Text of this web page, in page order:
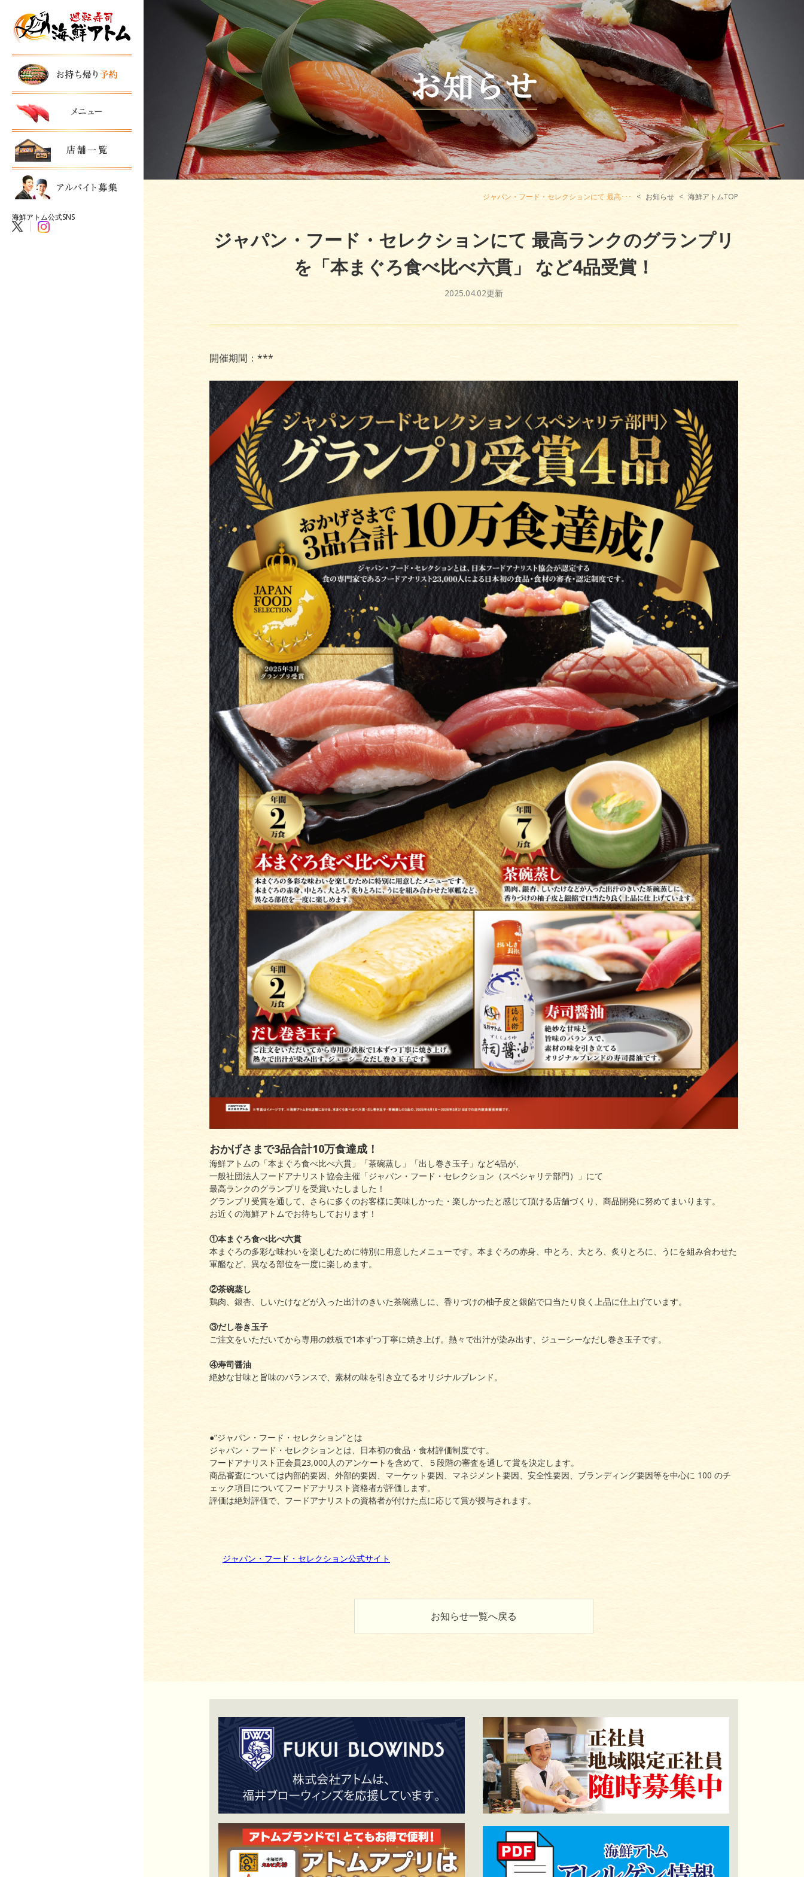
海鮮アトム公式SNS
お知らせ
ジャパン・フード・セレクションにて 最高･･･ お知らせ 海鮮アトムTOP
ジャパン・フード・セレクションにて 最高ランクのグランプリ
を「本まぐろ食べ比べ六貫」 など4品受賞！
2025.04.02更新
開催期間：***
おかげさまで3品合計10万食達成！
海鮮アトムの「本まぐろ食べ比べ六貫」「茶碗蒸し」「出し巻き玉子」など4品が、
一般社団法人フードアナリスト協会主催「ジャパン・フード・セレクション（スペシャリテ部門）」にて
最高ランクのグランプリを受賞いたしました！
グランプリ受賞を通して、さらに多くのお客様に美味しかった・楽しかったと感じて頂ける店舗づくり、商品開発に努めてまいります。
お近くの海鮮アトムでお待ちしております！
①本まぐろ食べ比べ六貫
本まぐろの多彩な味わいを楽しむために特別に用意したメニューです。本まぐろの赤身、中とろ、大とろ、炙りとろに、うにを組み合わせた
軍艦など、異なる部位を一度に楽しめます。
②茶碗蒸し
鶏肉、銀杏、しいたけなどが入った出汁のきいた茶碗蒸しに、香りづけの柚子皮と銀餡で口当たり良く上品に仕上げています。
③だし巻き玉子
ご注文をいただいてから専用の鉄板で1本ずつ丁寧に焼き上げ。熱々で出汁が染み出す、ジューシーなだし巻き玉子です。
④寿司醤油
絶妙な甘味と旨味のバランスで、素材の味を引き立てるオリジナルブレンド。
●”ジャパン・フード・セレクション”とは
ジャパン・フード・セレクションとは、日本初の食品・食材評価制度です。
フードアナリスト正会員23,000人のアンケートを含めて、５段階の審査を通して賞を決定します。
商品審査については内部的要因、外部的要因、マーケット要因、マネジメント要因、安全性要因、ブランディング要因等を中心に 100 のチ
ェック項目についてフードアナリスト資格者が評価します。
評価は絶対評価で、フードアナリストの資格者が付けた点に応じて賞が授与されます。
ジャパン・フード・セレクション公式サイト
お知らせ一覧へ戻る